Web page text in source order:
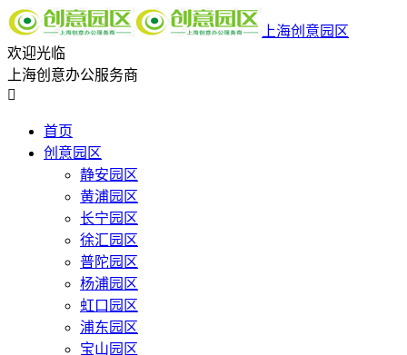
上海创意园区
欢迎光临
上海创意办公服务商

首页
创意园区
静安园区
黄浦园区
长宁园区
徐汇园区
普陀园区
杨浦园区
虹口园区
浦东园区
宝山园区